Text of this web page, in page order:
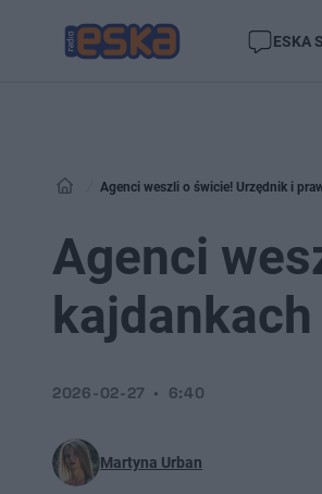
ESKA
Agenci weszli o świcie! Urzędnik i
Agenci
Martyna Urban
2026-02-27 6:40